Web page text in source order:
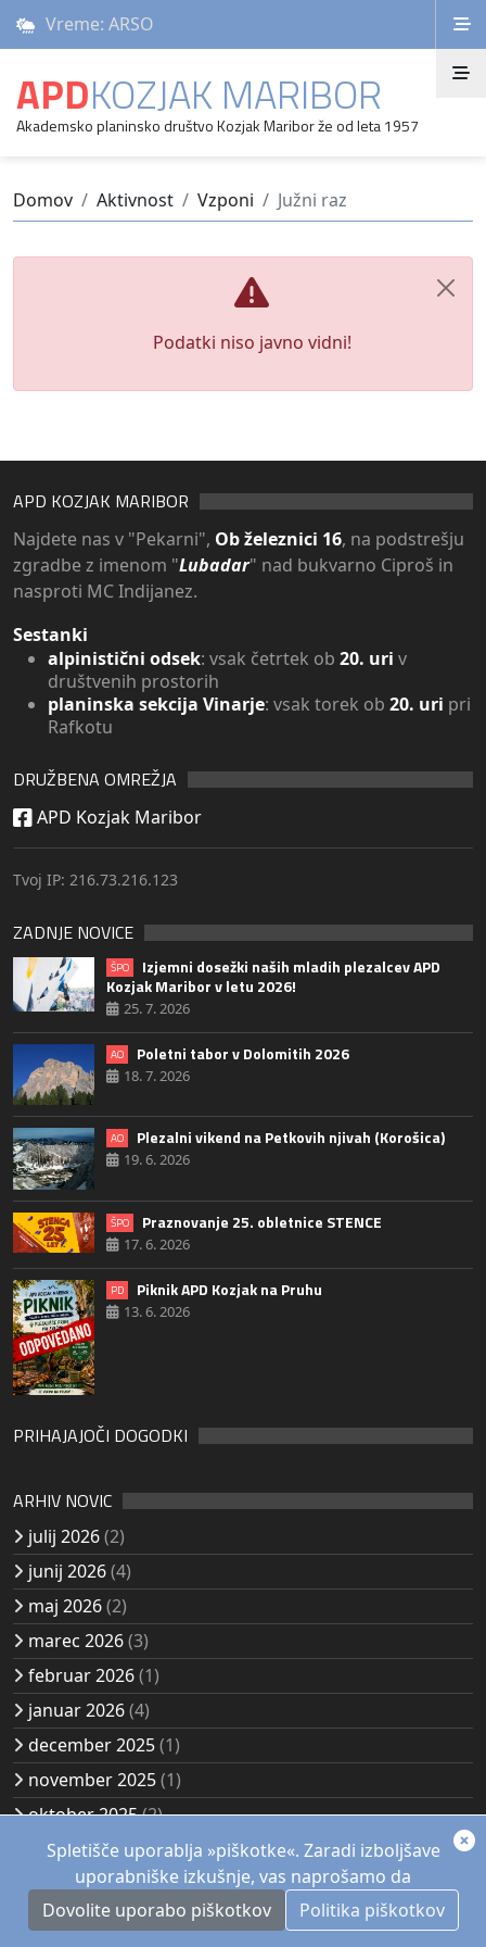
Vreme: ARSO
APDKOZJAK MARIBOR
Akademsko planinsko društvo Kozjak Maribor že od leta 1957
Domov Aktivnost Vzponi Južni raz
Podatki niso javno vidni!
APD KOZJAK MARIBOR
Najdete nas v "Pekarni", Ob železnici 16, na podstrešju
zgradbe z imenom "Lubadar" nad bukvarno Ciproš in
nasproti MC Indijanez.
Sestanki
alpinistični odsek: vsak četrtek ob 20. uri v
društvenih prostorih
planinska sekcija Vinarje: vsak torek ob 20. uri pri
Rafkotu
DRUŽBENA OMREŽJA
APD Kozjak Maribor
Tvoj IP: 216.73.216.123
ZADNJE NOVICE
ŠPO
Izjemni dosežki naših mladih plezalcev APD
Kozjak Maribor v letu 2026!
25. 7. 2026
AO Poletni tabor v Dolomitih 2026
18. 7. 2026
AO Plezalni vikend na Petkovih njivah (Korošica)
19. 6. 2026
ŠPO Praznovanje 25. obletnice STENCE
17. 6. 2026
PD Piknik APD Kozjak na Pruhu
13. 6. 2026
PRIHAJAJOČI DOGODKI
ARHIV NOVIC
julij 2026(2)
junij 2026(4)
maj 2026(2)
marec 2026(3)
februar 2026(1)
januar 2026(4)
december 2025(1)
november 2025(1)
oktober 2025(2)
avgust 2025(2)
© 1957 - 2026, Akademsko planinsko društvo Kozjak
Spletišče uporablja »piškotke«. Zaradi izboljšave
uporabniške izkušnje, vas naprošamo da
Dovolite uporabo piškotkov
Politika piškotkov